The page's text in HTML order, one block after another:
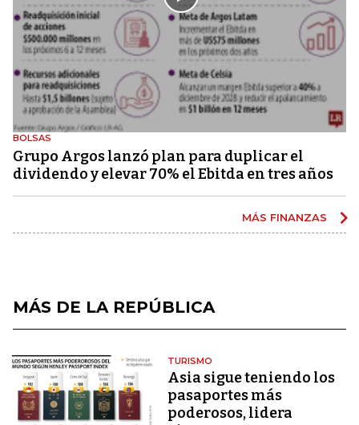
BOLSAS
Grupo Argos lanzó plan para duplicar el
dividendo y elevar 70% el Ebitda en tres años
MÁS FINANZAS
MÁS DE LA REPÚBLICA
TURISMO
Asia sigue teniendo los
pasaportes más
poderosos, lidera